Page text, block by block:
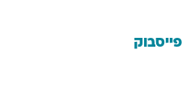
פייסבוק